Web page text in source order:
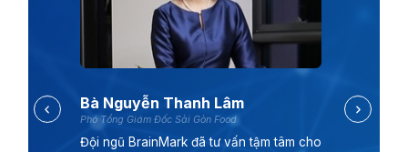
Bà Nguyễn Thanh Lâm
Phó Tổng Giám Đốc Sài Gòn Food
Đội ngũ BrainMark đã tư vấn tậm tâm cho